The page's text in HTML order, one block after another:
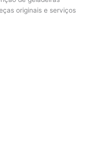
originais e serviços